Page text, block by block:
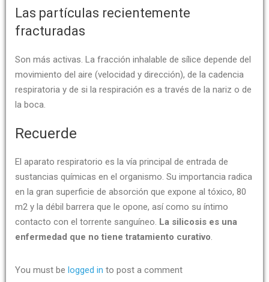
Las partículas recientemente
fracturadas
Son más activas. La fracción inhalable de sílice depende del
movimiento del aire (velocidad y dirección), de la cadencia
respiratoria y de si la respiración es a través de la nariz o de
la boca.
Recuerde
El aparato respiratorio es la vía principal de entrada de
sustancias químicas en el organismo. Su importancia radica
en la gran superficie de absorción que expone al tóxico, 80
m2 y la débil barrera que le opone, así como su íntimo
contacto con el torrente sanguíneo. La silicosis es una
enfermedad que no tiene tratamiento curativo.
You must be logged in to post a comment